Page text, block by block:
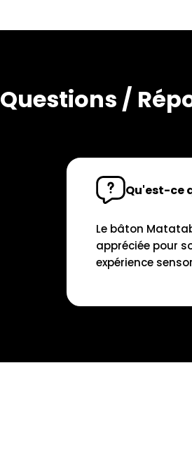
Questions /
Qu'est-ce
Le bâton
appréciée pour
expérience